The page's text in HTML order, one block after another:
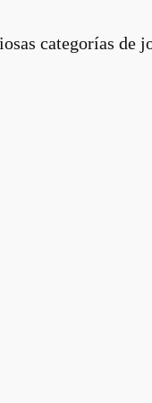
categorías de